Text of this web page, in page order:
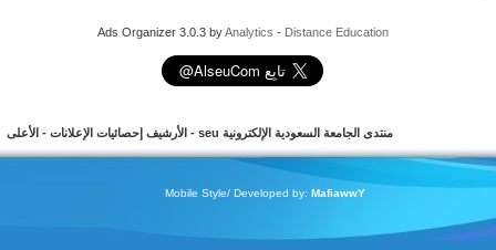
Ads Organizer 3.0.3 byAnalytics -Distance Education
منتدى الجامعة السعودية الإلكترونية seu - الأرشيف إحصائيات الإعلانات- الأعلى
Mobile Style/ Developed by:MafiawwY